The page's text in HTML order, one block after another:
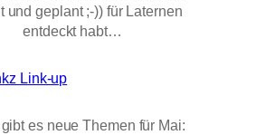
und geplant ;-)) für Laternen
entdeckt habt…
Link-up
es neue Themen für Mai: